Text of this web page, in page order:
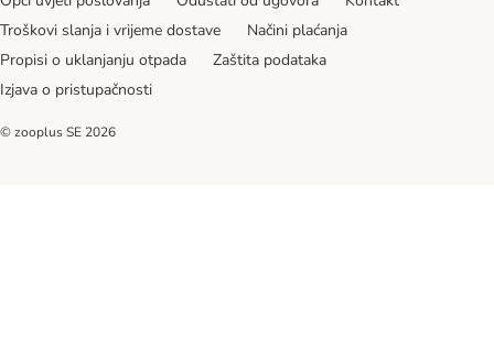
Troškovi slanja i vrijeme dostave
Načini plaćanja
Propisi o uklanjanju otpada
Zaštita podataka
Izjava o pristupačnosti
© zooplus SE 2026